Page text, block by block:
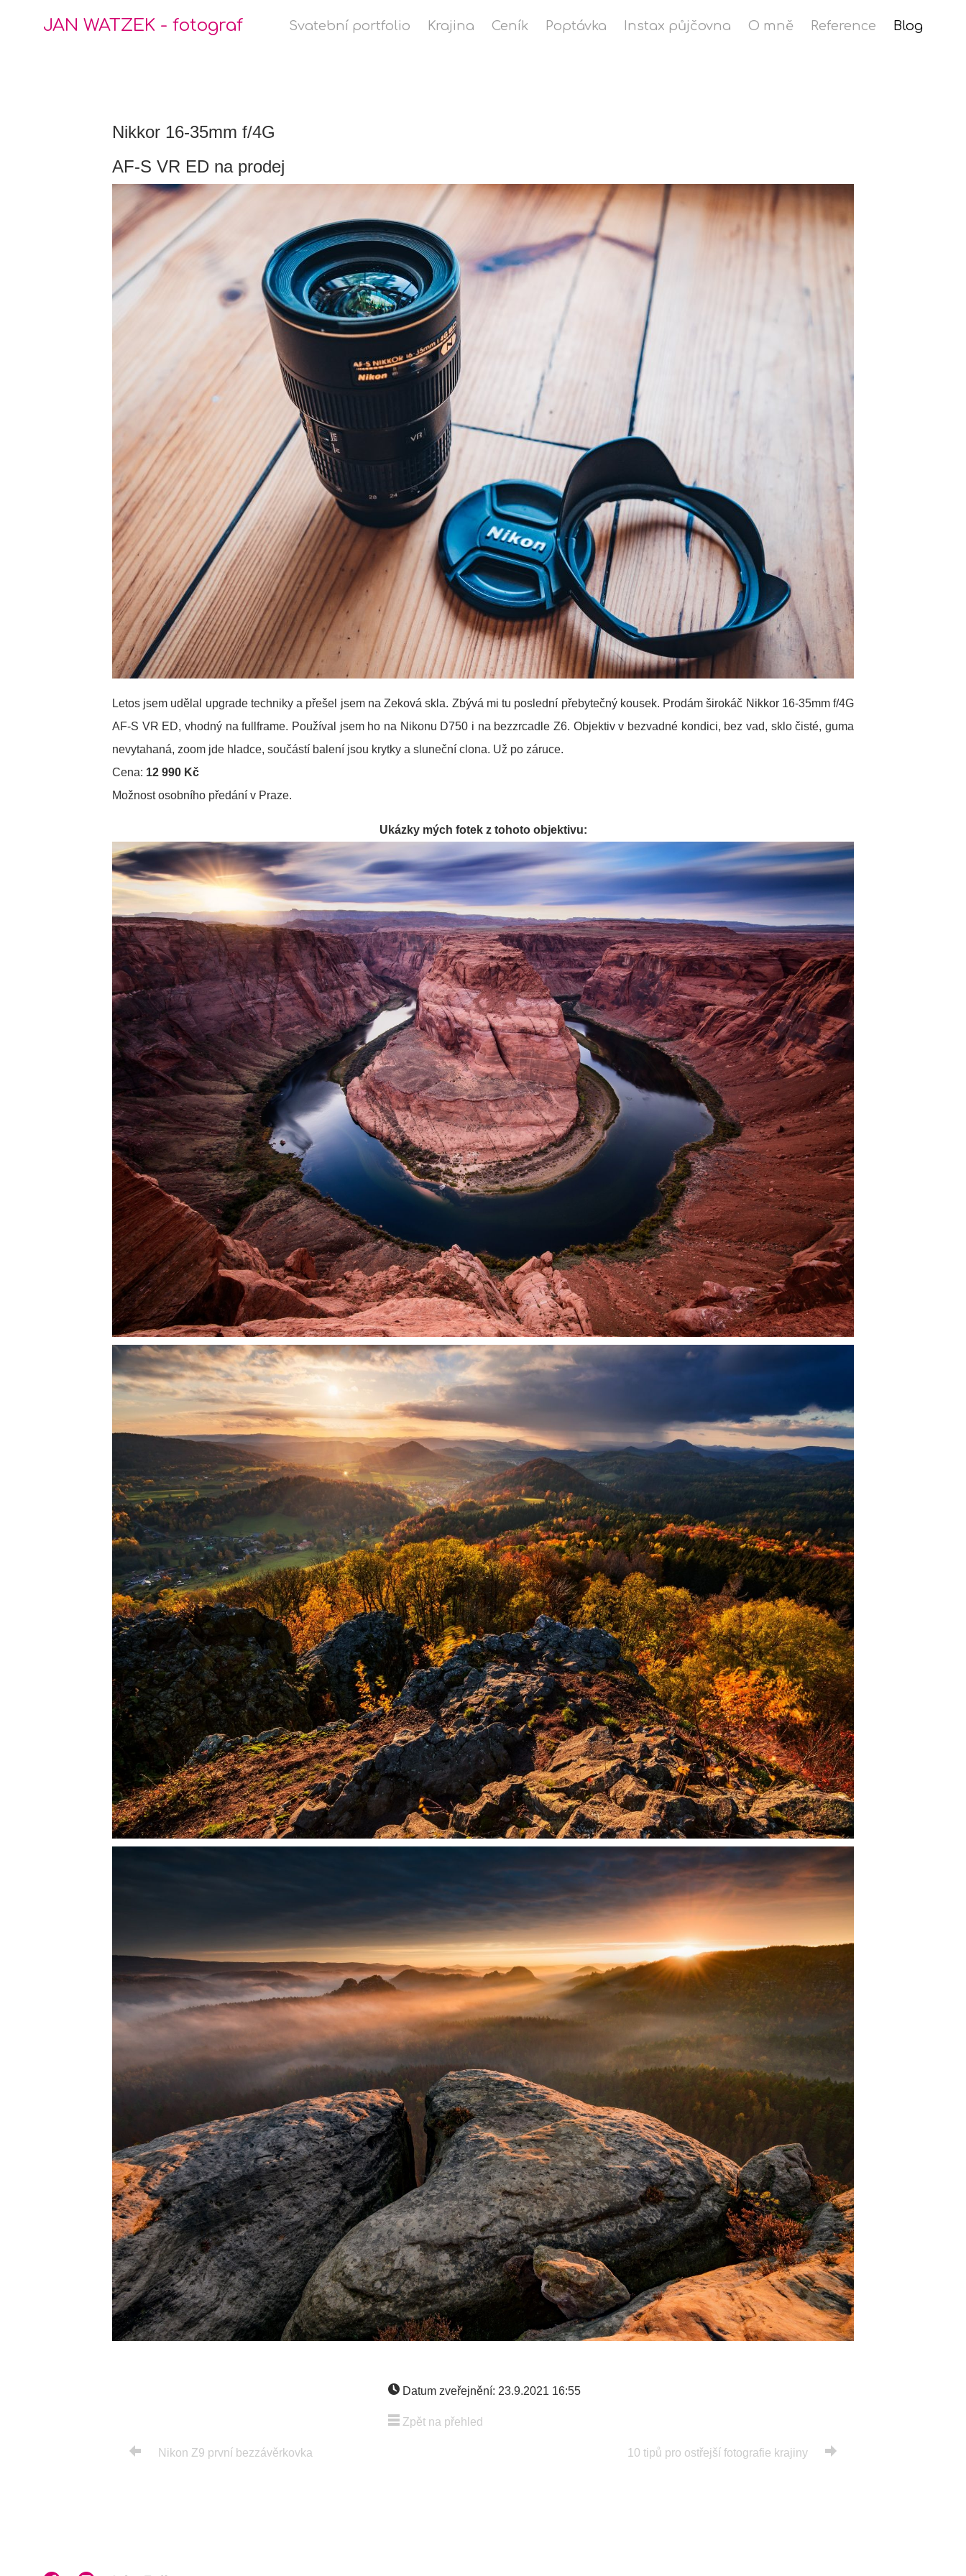
JAN WATZEK - fotograf Svatební portfolio Krajina Ceník Poptávka Instax půjčovna O mně Reference Blog
Nikkor 16-35mm f/4G
AF-S VR ED na prodej
Letos jsem udělal upgrade techniky a přešel jsem na Zeková skla. Zbývá mi tu poslední přebytečný kousek. Prodám širokáč Nikkor 16-35mm f/4G
AF-S VR ED, vhodný na fullframe. Používal jsem ho na Nikonu D750 i na bezzrcadle Z6. Objektiv v bezvadné kondici, bez vad, sklo čisté, guma
nevytahaná, zoom jde hladce, součástí balení jsou krytky a sluneční clona. Už po záruce.
Cena: 12 990 Kč
Možnost osobního předání v Praze.
Ukázky mých fotek z tohoto objektivu:
Datum zveřejnění: 23.9.2021 16:55
Zpět na přehled
Nikon Z9 první bezzávěrkovka 10 tipů pro ostřejší fotografie krajiny